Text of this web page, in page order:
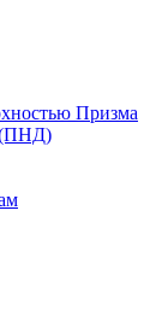
Призма
(ПНД)